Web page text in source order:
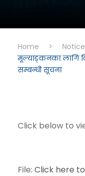
Home > Notice
मूल्याङ्कनका लागि
सम्बन्धी सूचना
Click below to
File: Click here